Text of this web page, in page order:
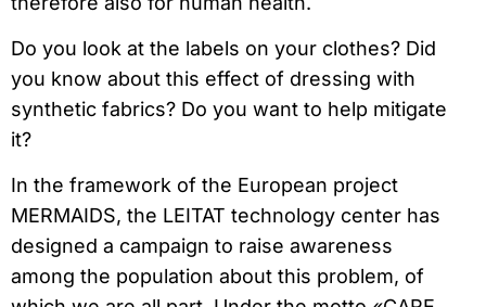
Do you look at the labels on your clothes? Did
you know about this effect of dressing with
synthetic fabrics? Do you want to help mitigate
it?
In the framework of the European project
MERMAIDS, the LEITAT technology center has
designed a campaign to raise awareness
among the population about this problem, of